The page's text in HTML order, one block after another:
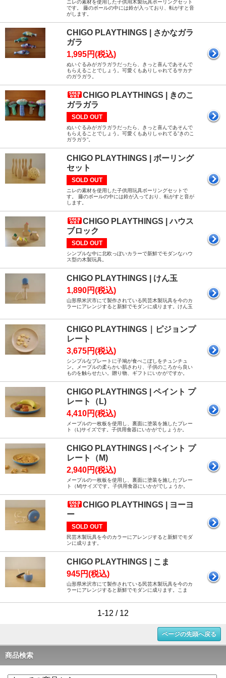
ニレの素材を使用した子供用木製玩具ボーリングセット
です。 藤のボールの中には鈴が入っており、転がすと音
がします。
CHIGO PLAYTHINGS | さかなガラ
ガラ
1,995円(税込)
ぬいぐるみがガラガラだったら、きっと喜んであそんで
もらえることでしょう。可愛くもありしゃれてるサカナ
のガラガラ。
CHIGO PLAYTHINGS | きのこ
ガラガラ
SOLD OUT
ぬいぐるみがガラガラだったら、きっと喜んであそんで
もらえることでしょう。可愛くもありしゃれてる”きのこ
ガラガラ”。
CHIGO PLAYTHINGS | ボーリング
セット
SOLD OUT
ニレの素材を使用した子供用玩具ボーリングセットで
す。 藤のボールの中には鈴が入っており、転がすと音が
します。
CHIGO PLAYTHINGS | ハウス
ブロック
SOLD OUT
シンプルな中に北欧っぽいカラーで新鮮でモダンなハウ
ス型の木製玩具。
CHIGO PLAYTHINGS | けん玉
1,890円(税込)
山形県米沢市にて製作されている民芸木製玩具を今のカ
ラーにアレンジすると新鮮でモダンに成ります。けん玉
CHIGO PLAYTHINGS｜ピジョンプ
レート
3,675円(税込)
シンプルなプレートに子鳩が食べこぼしをチュンチュ
ン。メープルの柔らかい肌さわり、子供のころから良い
ものを触らせたい。贈り物、ギフトにいかがですか。
CHIGO PLAYTHINGS | ペイント プ
レート（L)
4,410円(税込)
メープルの一枚板を使用し、裏面に塗装を施したプレー
ト（L)サイズです。子供用食器にいかがでしょうか。
CHIGO PLAYTHINGS | ペイント プ
レート（M)
2,940円(税込)
メープルの一枚板を使用し、裏面に塗装を施したプレー
ト（M)サイズです。子供用食器にいかがでしょうか。
CHIGO PLAYTHINGS | ヨーヨ
ー
SOLD OUT
民芸木製玩具を今のカラーにアレンジすると新鮮でモダ
ンに成ります。
CHIGO PLAYTHINGS | こま
945円(税込)
山形県米沢市にて製作されている民芸木製玩具を今のカ
ラーにアレンジすると新鮮でモダンに成ります。こま
1-12 / 12
ページの先頭へ戻る
商品検索